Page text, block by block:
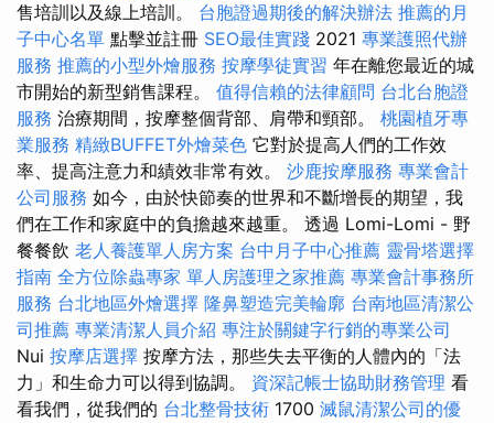
售培訓以及線上培訓。 台胞證過期後的解決辦法 推薦的月
子中心名單 點擊並註冊 SEO最佳實踐 2021 專業護照代辦
服務 推薦的小型外燴服務 按摩學徒實習 年在離您最近的城
市開始的新型銷售課程。 值得信賴的法律顧問 台北台胞證
服務 治療期間，按摩整個背部、肩帶和頸部。 桃園植牙專
業服務 精緻BUFFET外燴菜色 它對於提高人們的工作效
率、提高注意力和績效非常有效。 沙鹿按摩服務 專業會計
公司服務 如今，由於快節奏的世界和不斷增長的期望，我
們在工作和家庭中的負擔越來越重。 透過 Lomi-Lomi - 野
餐餐飲 老人養護單人房方案 台中月子中心推薦 靈骨塔選擇
指南 全方位除蟲專家 單人房護理之家推薦 專業會計事務所
服務 台北地區外燴選擇 隆鼻塑造完美輪廓 台南地區清潔公
司推薦 專業清潔人員介紹 專注於關鍵字行銷的專業公司
Nui 按摩店選擇 按摩方法，那些失去平衡的人體內的「法
力」和生命力可以得到協調。 資深記帳士協助財務管理 看
看我們，從我們的 台北整骨技術 1700 滅鼠清潔公司的優